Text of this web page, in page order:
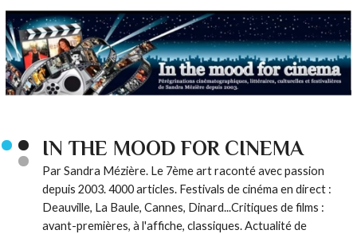
IN THE MOOD FOR CINEMA
Par Sandra Mézière. Le 7ème art raconté avec passion
depuis 2003. 4000 articles. Festivals de cinéma en direct :
Deauville, La Baule, Cannes, Dinard...Critiques de films :
avant-premières, à l'affiche, classiques. Actualité de